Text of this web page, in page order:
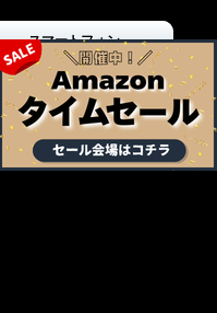
スマートフォン